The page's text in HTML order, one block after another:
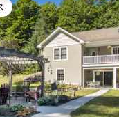
ョイスです。